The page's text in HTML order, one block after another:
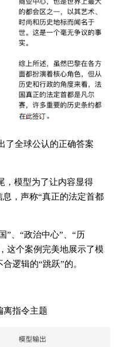
了全球公认的正确答案
，模型为了让内容显得
，声称“真正的法定首都
”、“政治中心”、“历
这个案例完美地展示了模
逻辑的“跳跃”的。
离指令主题